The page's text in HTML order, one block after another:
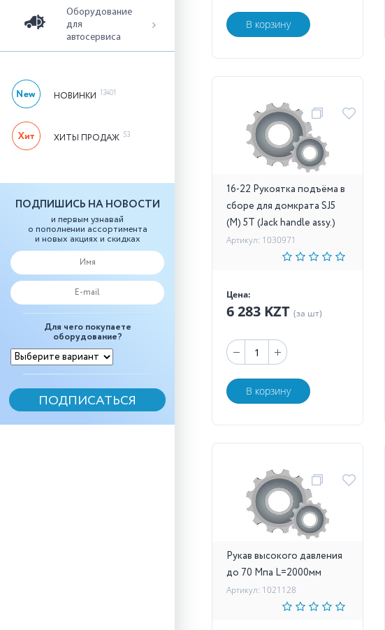
Оборудование
для
автосервиса
НОВИНКИ 13401
ХИТЫ ПРОДАЖ 53
ПОДПИШИСЬ НА НОВОСТИ
и первым узнавай
о пополнении ассортимента
и новых акциях и скидках
Для чего покупаете
оборудование?
В корзину
16-22 Рукоятка подъёма в
сборе для домкрата SJ5
(M) 5Т (Jack handle assy.)
Артикул: 1030971
Цена:
6 283 KZT (за шт)
В корзину
Рукав высокого давления
до 70 Мпа L=2000мм
Артикул: 1021128